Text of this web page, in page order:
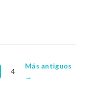
4
Más antiguos
→